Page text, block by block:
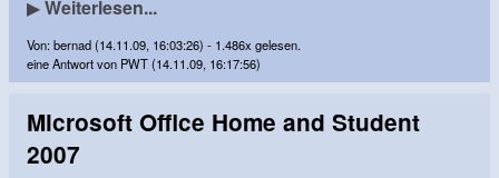
▶Weiterlesen...
Von: bernad (14.11.09, 16:03:26) - 1.486x gelesen.
eine Antwort von PWT (14.11.09, 16:17:56)
Microsoft Office Home and Student
2007